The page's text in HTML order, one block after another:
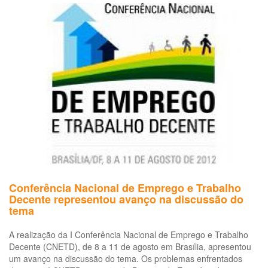
Mundial
da
Segurança
Saúde
no
Trabalho
em
2013,
centra-
se
prevenção
de
ocupacionais
Conferência Nacional de Emprego e Trabalho
Decente representou avanço na discussão do
tema
A realização da I Conferência Nacional de Emprego e Trabalho
Decente (CNETD), de 8 a 11 de agosto em Brasília, apresentou
um avanço na discussão do tema. Os problemas enfrentados